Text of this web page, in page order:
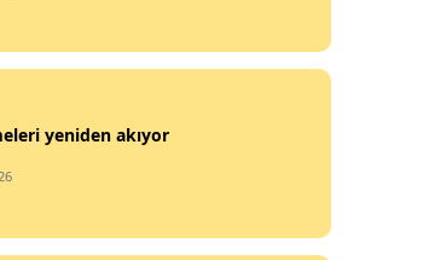
yeniden akıyor